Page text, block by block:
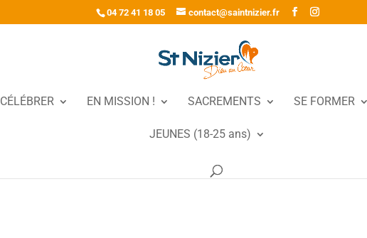
04 72 41 18 05 contact@saintnizier.fr
CÉLÉBRER EN MISSION ! SACREMENTS SE FORMER
JEUNES (18-25 ans)